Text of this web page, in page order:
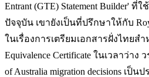
Entrant (GTE) Statement Builder' ที่
ปัจจุบัน เขายังเป็นที่ปรึกษาให้กับ
ในเรื่องการเตรียมเอกสารฝั่งไทยสำ
Equivalence Certificate ในเวลาว่าง
of Australia migration decisions เป็นป